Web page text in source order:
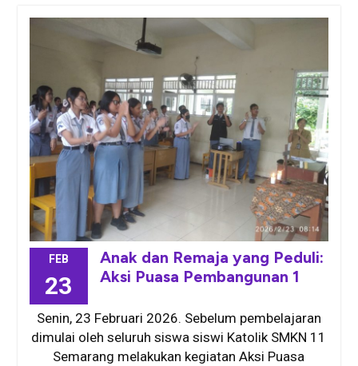
FEB
23
Anak dan Remaja yang Peduli:
Aksi Puasa Pembangunan 1
Senin, 23 Februari 2026. Sebelum pembelajaran
dimulai oleh seluruh siswa siswi Katolik SMKN 11
Semarang melakukan kegiatan Aksi Puasa